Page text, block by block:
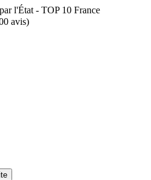
l'État - TOP 10 France
avis)